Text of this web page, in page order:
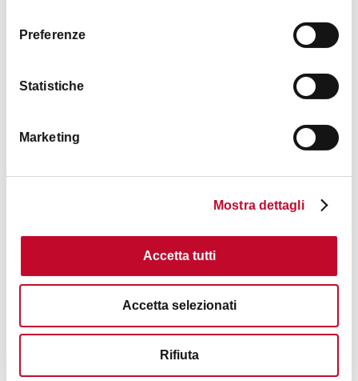
Preferenze
Statistiche
Marketing
Mostra dettagli
Accetta tutti
Accetta selezionati
Rifiuta
Images